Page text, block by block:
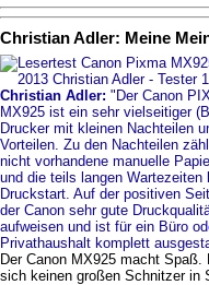
Christian Adler: Meine
Christian Adler: "Der Canon
MX925 ist ein sehr vielseitiger
Drucker mit kleinen Nachteilen
Vorteilen. Zu den Nachteilen
nicht vorhandene manuelle
und die teils langen Wartezeiten
Druckstart. Auf der positiven
der Canon sehr gute
aufweisen und ist für ein Büro
Privathaushalt komplett
Der Canon MX925 macht
sich keinen großen Schnitzer in